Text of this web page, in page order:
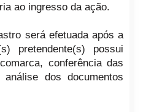
ao ingresso da ação.
será efetuada após a
pretendente(s) possui
conferência das
dos documentos